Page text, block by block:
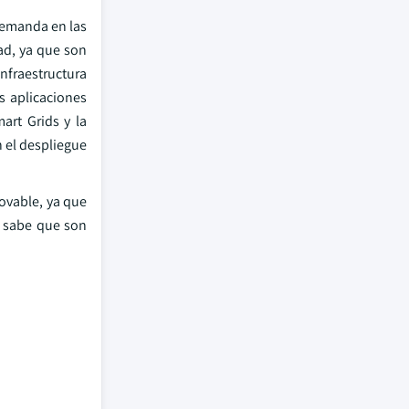
en las
ya que son
aplicaciones
Grids y la
el despliegue
ya que
que son